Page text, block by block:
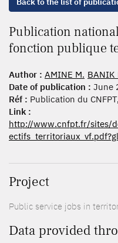
Publication
fonction publique
Author : AMINE M. BANIK
Date of publication : June
Réf : Publication du
Link :
http://www.cnfpt.fr/sites/
Project
Public service jobs in
Data provided